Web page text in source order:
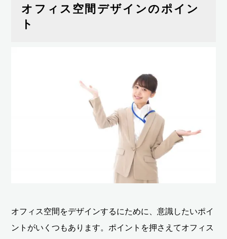
オフィス空間デザインのポイン
ト
オフィス空間をデザインするにために、意識したいポイ
ントがいくつもあります。ポイントを押さえてオフィス